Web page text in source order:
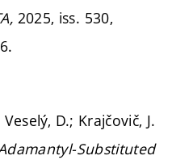
2025, iss. 530,
D.; Krajčovič, J.
Substituted